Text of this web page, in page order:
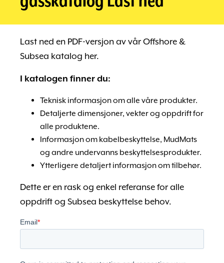
Last ned en PDF-versjon av vår Offshore &
Subsea katalog her.
I katalogen finner du:
Teknisk informasjon om alle våre produkter.
Detaljerte dimensjoner, vekter og oppdrift for
alle produktene.
Informasjon om kabelbeskyttelse, MudMats
og andre undervanns beskyttelsesprodukter.
Ytterligere detaljert informasjon om tilbehør.
Dette er en rask og enkel referanse for alle
oppdrift og Subsea beskyttelse behov.